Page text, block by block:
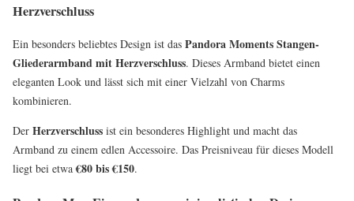
Herzverschluss
Ein besonders beliebtes Design ist das Pandora Moments Stangen-
Gliederarmband mit Herzverschluss. Dieses Armband bietet einen
eleganten Look und lässt sich mit einer Vielzahl von Charms
kombinieren.
Der Herzverschluss ist ein besonderes Highlight und macht das
Armband zu einem edlen Accessoire. Das Preisniveau für dieses Modell
liegt bei etwa€80 bis €150.